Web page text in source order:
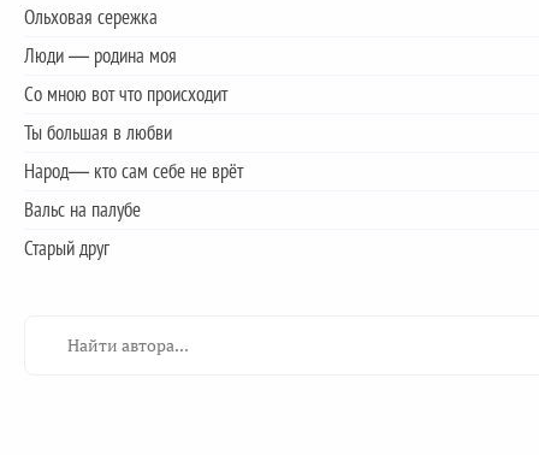
Ольховая сережка
Люди — родина моя
Со мною вот что происходит
Ты большая в любви
Народ— кто сам себе не врёт
Вальс на палубе
Старый друг